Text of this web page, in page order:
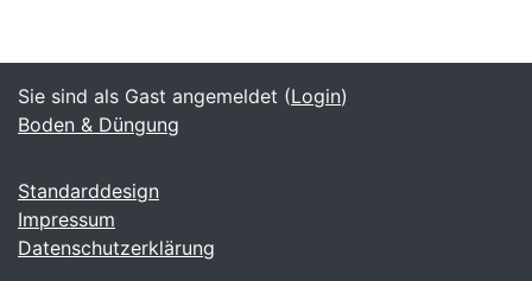
Sie sind als Gast angemeldet (Login)
Boden & Düngung
Standarddesign
Impressum
Datenschutzerklärung